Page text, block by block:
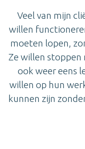
Veel van mijn
willen
moeten lopen,
Ze willen stoppen
ook weer eens
willen op hun
kunnen zijn